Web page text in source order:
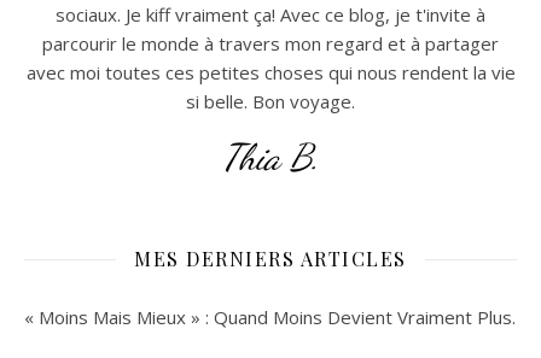
sociaux. Je kiff vraiment ça! Avec ce blog, je t'invite à
parcourir le monde à travers mon regard et à partager
avec moi toutes ces petites choses qui nous rendent la vie
si belle. Bon voyage.
Thia B.
MES DERNIERS ARTICLES
« Moins Mais Mieux » : Quand Moins Devient Vraiment Plus.